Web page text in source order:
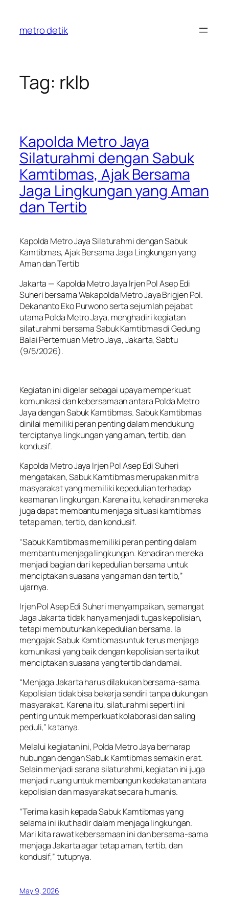
content
metro detik
Tag: rklb
Kapolda Metro Jaya
Silaturahmi dengan Sabuk
Kamtibmas, Ajak Bersama
Jaga Lingkungan yang Aman
dan Tertib
Kapolda Metro Jaya Silaturahmi dengan Sabuk
Kamtibmas, Ajak Bersama Jaga Lingkungan yang
Aman dan Tertib
Jakarta — Kapolda Metro Jaya Irjen Pol Asep Edi
Suheri bersama Wakapolda Metro Jaya Brigjen Pol.
Dekananto Eko Purwono serta sejumlah pejabat
utama Polda Metro Jaya, menghadiri kegiatan
silaturahmi bersama Sabuk Kamtibmas di Gedung
Balai Pertemuan Metro Jaya, Jakarta, Sabtu
(9/5/2026).
Kegiatan ini digelar sebagai upaya memperkuat
komunikasi dan kebersamaan antara Polda Metro
Jaya dengan Sabuk Kamtibmas. Sabuk Kamtibmas
dinilai memiliki peran penting dalam mendukung
terciptanya lingkungan yang aman, tertib, dan
kondusif.
Kapolda Metro Jaya Irjen Pol Asep Edi Suheri
mengatakan, Sabuk Kamtibmas merupakan mitra
masyarakat yang memiliki kepedulian terhadap
keamanan lingkungan. Karena itu, kehadiran mereka
juga dapat membantu menjaga situasi kamtibmas
tetap aman, tertib, dan kondusif.
“Sabuk Kamtibmas memiliki peran penting dalam
membantu menjaga lingkungan. Kehadiran mereka
menjadi bagian dari kepedulian bersama untuk
menciptakan suasana yang aman dan tertib,”
ujarnya.
Irjen Pol Asep Edi Suheri menyampaikan, semangat
Jaga Jakarta tidak hanya menjadi tugas kepolisian,
tetapi membutuhkan kepedulian bersama. Ia
mengajak Sabuk Kamtibmas untuk terus menjaga
komunikasi yang baik dengan kepolisian serta ikut
menciptakan suasana yang tertib dan damai.
“Menjaga Jakarta harus dilakukan bersama-sama.
Kepolisian tidak bisa bekerja sendiri tanpa dukungan
masyarakat. Karena itu, silaturahmi seperti ini
penting untuk memperkuat kolaborasi dan saling
peduli,” katanya.
Melalui kegiatan ini, Polda Metro Jaya berharap
hubungan dengan Sabuk Kamtibmas semakin erat.
Selain menjadi sarana silaturahmi, kegiatan ini juga
menjadi ruang untuk membangun kedekatan antara
kepolisian dan masyarakat secara humanis.
“Terima kasih kepada Sabuk Kamtibmas yang
selama ini ikut hadir dalam menjaga lingkungan.
Mari kita rawat kebersamaan ini dan bersama-sama
menjaga Jakarta agar tetap aman, tertib, dan
kondusif,” tutupnya.
May 9, 2026